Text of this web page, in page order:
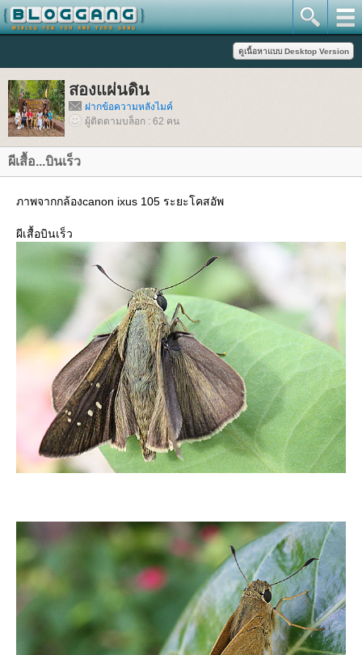
สองแผ่นดิน
ฝากข้อความหลังไมค์
ผู้ติดตามบล็อก : 62 คน
ผีเสื้อ...บินเร็ว
ภาพจากกล้องcanon ixus 105 ระยะโคสอัพ
ผีเสื้อบินเร็ว